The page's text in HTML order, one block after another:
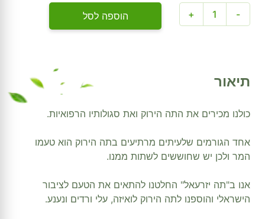
כמות
של
-
+ הוספה לסל
תיאור
כולנו מכירים את התה הירוק ואת סגולותיו הרפואיות.
אחד הגורמים שלעיתים מרתיעים בתה הירוק הוא טעמו
המר ולכן יש שחוששים לשתות ממנו.
אנו ב"תה יזרעאל" החלטנו להתאים את הטעם לציבור
הישראלי והוספנו לתה הירוק לואיזה, עלי ורדים ונענע.